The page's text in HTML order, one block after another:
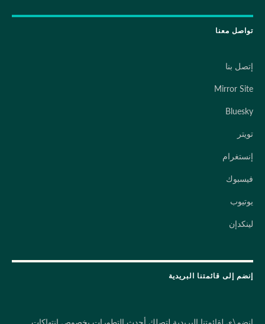
تواصل معنا
إتصل بنا
Mirror Site
Bluesky
تويتر
إنستغرام
فيسبوك
يوتيوب
لينكدإن
إنضم إلى قائمتنا البريدية